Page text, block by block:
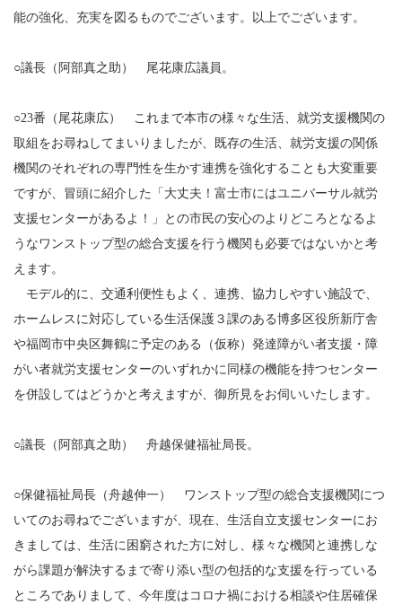
能の強化、充実を図るものでございます。以上でございます。
○議長（阿部真之助） 尾花康広議員。
○23番（尾花康広） これまで本市の様々な生活、就労支援機関の
取組をお尋ねしてまいりましたが、既存の生活、就労支援の関係
機関のそれぞれの専門性を生かす連携を強化することも大変重要
ですが、冒頭に紹介した「大丈夫！富士市にはユニバーサル就労
支援センターがあるよ！」との市民の安心のよりどころとなるよ
うなワンストップ型の総合支援を行う機関も必要ではないかと考
えます。
モデル的に、交通利便性もよく、連携、協力しやすい施設で、
ホームレスに対応している生活保護３課のある博多区役所新庁舎
や福岡市中央区舞鶴に予定のある（仮称）発達障がい者支援・障
がい者就労支援センターのいずれかに同様の機能を持つセンター
を併設してはどうかと考えますが、御所見をお伺いいたします。
○議長（阿部真之助） 舟越保健福祉局長。
○保健福祉局長（舟越伸一） ワンストップ型の総合支援機関につ
いてのお尋ねでございますが、現在、生活自立支援センターにお
きましては、生活に困窮された方に対し、様々な機関と連携しな
がら課題が解決するまで寄り添い型の包括的な支援を行っている
ところでありまして、今年度はコロナ禍における相談や住居確保